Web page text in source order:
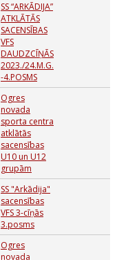
SS “ARKĀDIJA”
ATKLĀTĀS
SACENSĪBAS
VFS
DAUDZCĪŅĀS
2023./24.M.G.
-4.POSMS
Ogres
novada
sporta centra
atklātās
sacensības
U10 un U12
grupām
SS "Arkādija"
sacensības
VFS 3-cīņās
3.posms
Ogres
novada